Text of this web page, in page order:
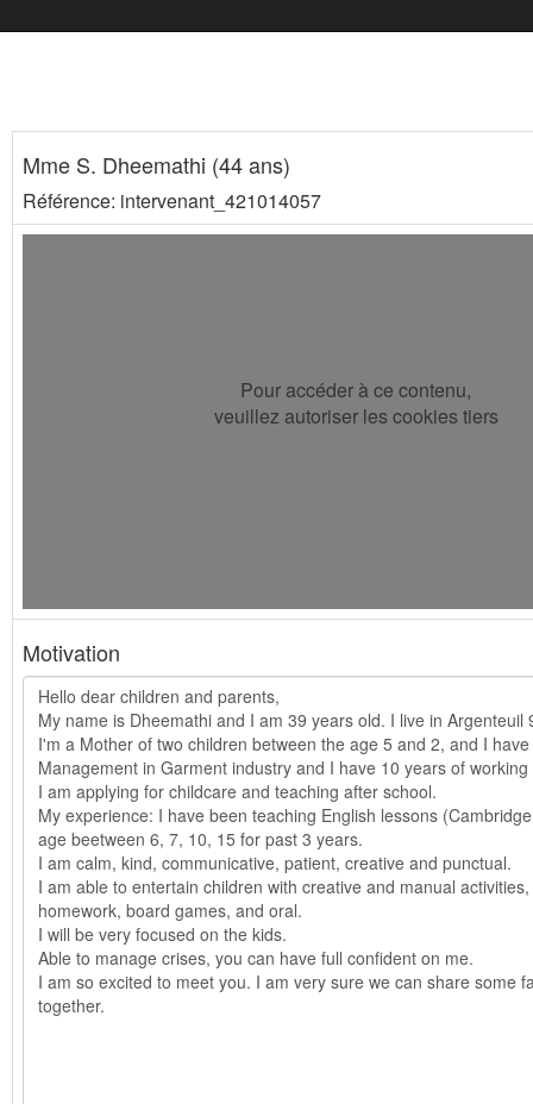
Mme S. Dheemathi (44 ans)
Référence: intervenant_421014057
Pour accéder à ce contenu,
veuillez autoriser les cookies tiers
Motivation